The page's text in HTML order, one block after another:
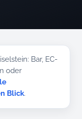
Bar, EC-
oder
Blick.